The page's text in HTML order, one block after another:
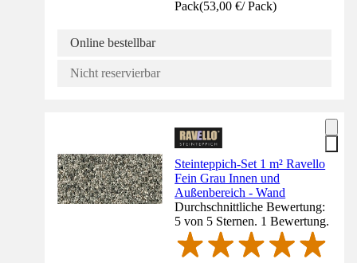
Pack(53,00 €/ Pack)
Online bestellbar
Nicht reservierbar
Steinteppich-Set 1 m² Ravello
Fein Grau Innen und
Außenbereich - Wand
Durchschnittliche Bewertung:
5 von 5 Sternen. 1 Bewertung.